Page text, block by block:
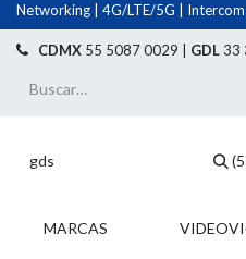
Networking
4G/LTE/5G
CDMX 55 5087 0029 | GDL33
​MARCAS